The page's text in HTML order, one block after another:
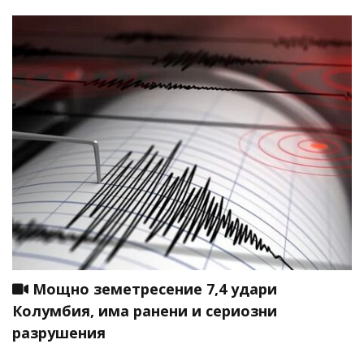
Мощно земетресение 7,4 удари
Колумбия, има ранени и сериозни
разрушения